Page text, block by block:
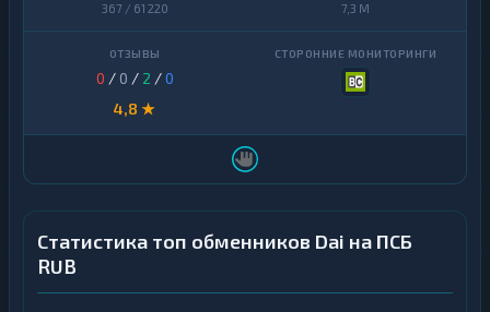
367 / 61 220 7,3 M
0 / 0 / 2 /0
4,8 ★
Статистика топ обменников Dai на ПСБ
RUB